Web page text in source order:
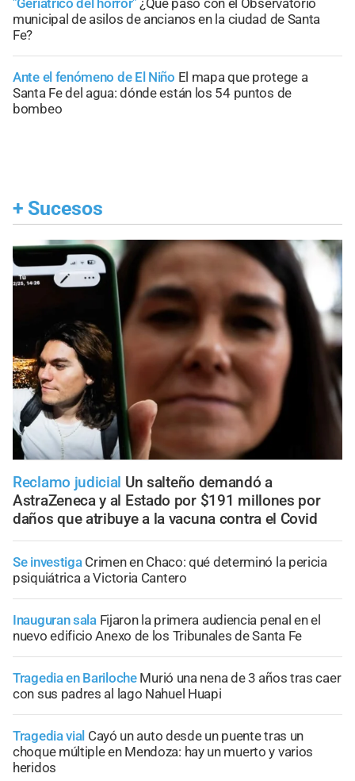
"Geriátrico del horror" ¿Qué pasó con el Observatorio
municipal de asilos de ancianos en la ciudad de Santa
Fe?
Ante el fenómeno de El Niño El mapa que protege a
Santa Fe del agua: dónde están los 54 puntos de
bombeo
+ Sucesos
Reclamo judicial Un salteño demandó a
AstraZeneca y al Estado por $191 millones por
daños que atribuye a la vacuna contra el Covid
Se investiga Crimen en Chaco: qué determinó la pericia
psiquiátrica a Victoria Cantero
Inauguran sala Fijaron la primera audiencia penal en el
nuevo edificio Anexo de los Tribunales de Santa Fe
Tragedia en Bariloche Murió una nena de 3 años tras caer
con sus padres al lago Nahuel Huapi
Tragedia vial Cayó un auto desde un puente tras un
choque múltiple en Mendoza: hay un muerto y varios
heridos